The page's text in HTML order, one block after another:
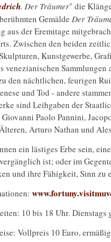
. Der Träumer" die
Gemälde Der
aus der Eremitage
Zwischen den beiden
Kunstgewerbe,
venezianischen
den nächtlichen, feurigen
und Tod - andere
sind Leihgaben der
Paolo Pannini,
Arturo Nathan und
ein lästiges Erbe sein,
ist; oder im
und ihre Fähigkeit, Sinn zu
10 bis 18 Uhr. Dienstags
Vollpreis 10 Euro,